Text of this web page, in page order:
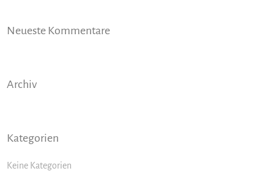
Neueste Kommentare
Archiv
Kategorien
Keine Kategorien